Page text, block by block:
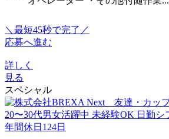
＼最短45秒で完了／
応募へ進む
詳しく
見る
スペシャル